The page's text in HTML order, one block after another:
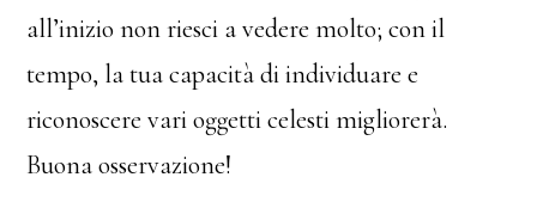
all’inizio non riesci a vedere molto; con il
tempo, la tua capacità di individuare e
riconoscere vari oggetti celesti migliorerà.
Buona osservazione!